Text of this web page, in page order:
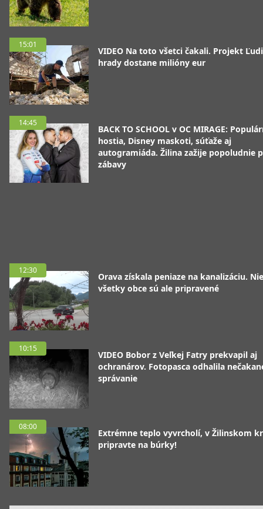
15:01
VIDEO Na toto všetci čakali. Projekt
hrady dostane milióny eur
14:45
BACK TO SCHOOL v OC MIRAGE:
hostia, Disney maskoti, súťaže aj
autogramiáda. Žilina zažije popoludnie
zábavy
12:30
Orava získala peniaze na kanalizáciu. Nie
všetky obce sú ale pripravené
10:15
VIDEO Bobor z Veľkej Fatry prekvapil aj
ochranárov. Fotopasca odhalila
správanie
08:00
Extrémne teplo vyvrcholí, v Žilinskom
pripravte na búrky!